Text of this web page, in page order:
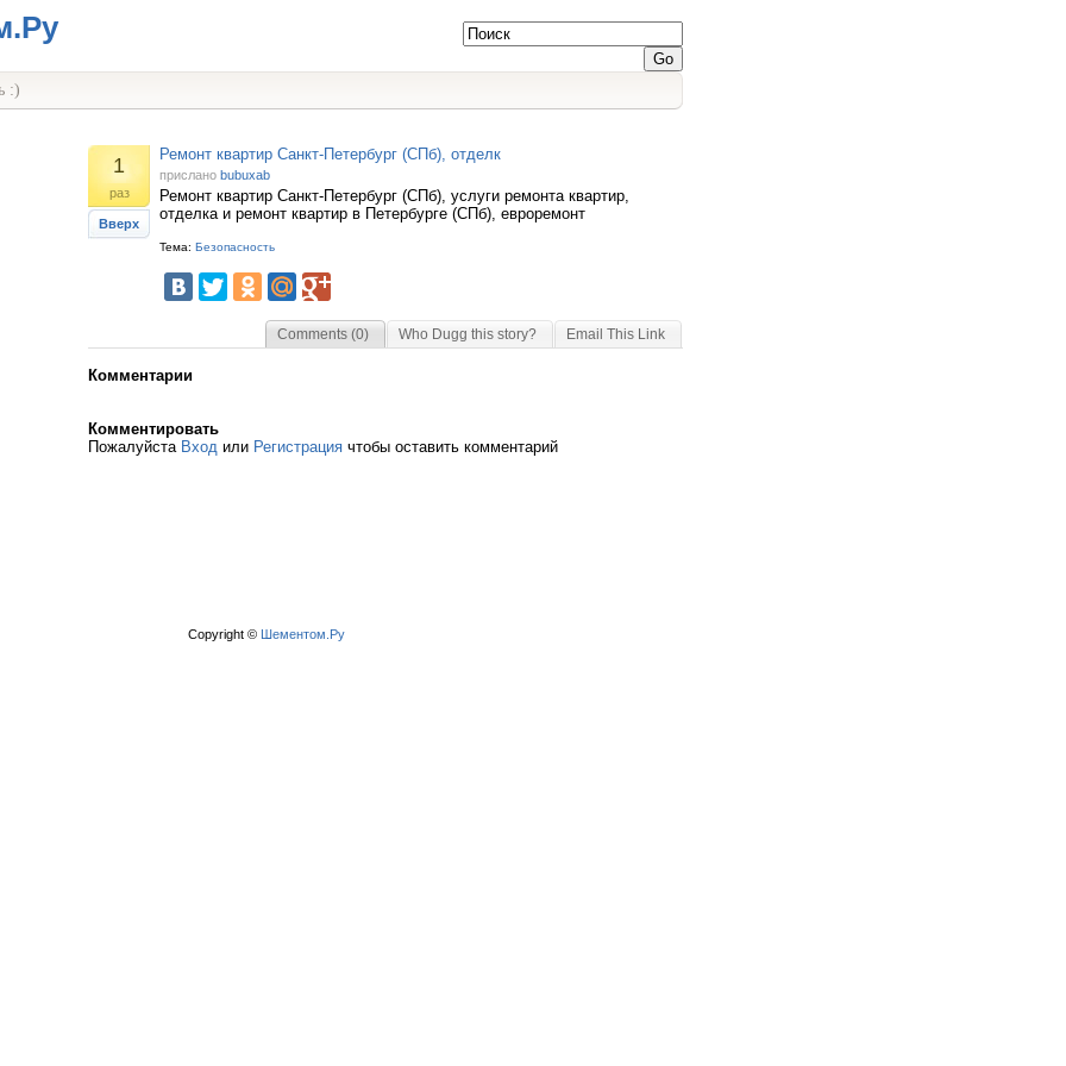
:)
1
раз
Вверх
Ремонт квартир Санкт-Петербург (СПб), отделк
прислано bubuxab
Ремонт квартир Санкт-Петербург (СПб), услуги ремонта квартир,
отделка и ремонт квартир в Петербурге (СПб), евроремонт
Тема: Безопасность
Comments (0) Who Dugg this story? Email This Link
Комментарии
Комментировать
Пожалуйста Вход или Регистрация чтобы оставить комментарий
Copyright © Шементом.Ру